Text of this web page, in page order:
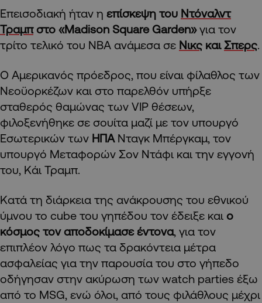
Επεισοδιακή ήταν η επίσκεψη του Ντόναλντ
Τραμπστο «Madison Square Garden»για τον
τρίτο τελικό του ΝΒΑ ανάμεσα σε Νικς καιΣπερς.
Ο Αμερικανός πρόεδρος, που είναι φίλαθλος των
Νεοϋορκέζων και στο παρελθόν υπήρξε
σταθερός θαμώνας των VIP θέσεων,
φιλοξενήθηκε σε σουίτα μαζί με τον υπουργό
Εσωτερικών των ΗΠΑ Νταγκ Μπέργκαμ, τον
υπουργό Μεταφορών Σον Ντάφι και την εγγονή
του, Κάι Τραμπ.
Κατά τη διάρκεια της ανάκρουσης του εθνικού
ύμνου το cube του γηπέδου τον έδειξε και ο
κόσμος τον αποδοκίμασε έντονα, για τον
επιπλέον λόγο πως τα δρακόντεια μέτρα
ασφαλείας για την παρουσία του στο γήπεδο
οδήγησαν στην ακύρωση των watch parties έξω
από το MSG, ενώ όλοι, από τους φιλάθλους μέχρι